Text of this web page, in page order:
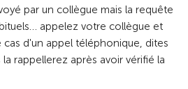
par un collègue mais la requête
appelez votre collègue et
cas d'un appel téléphonique, dites
rappellerez après avoir vérifié la